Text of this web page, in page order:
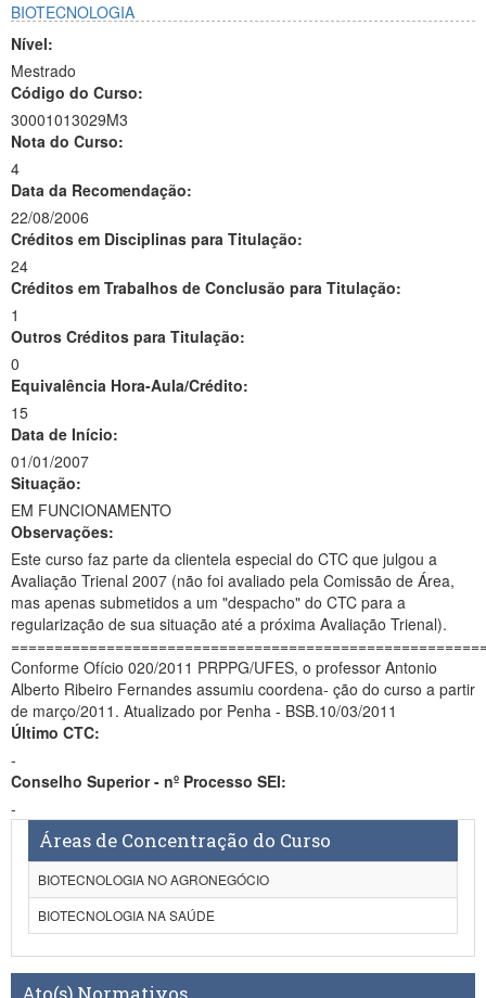
BIOTECNOLOGIA
Nível:
Mestrado
Código do Curso:
30001013029M3
Nota do Curso:
4
Data da Recomendação:
22/08/2006
Créditos em Disciplinas para Titulação:
24
Créditos em Trabalhos de Conclusão para Titulação:
1
Outros Créditos para Titulação:
0
Equivalência Hora-Aula/Crédito:
15
Data de Início:
01/01/2007
Situação:
EM FUNCIONAMENTO
Observações:
Este curso faz parte da clientela especial do CTC que julgou a
Avaliação Trienal 2007 (não foi avaliado pela Comissão de Área,
mas apenas submetidos a um "despacho" do CTC para a
regularização de sua situação até a próxima Avaliação Trienal).
Conforme Ofício 020/2011 PRPPG/UFES, o professor Antonio
Alberto Ribeiro Fernandes assumiu coordena- ção do curso a partir
de março/2011. Atualizado por Penha - BSB.10/03/2011
Último CTC:
-
Conselho Superior - nº Processo SEI:
-
Áreas de Concentração do Curso
BIOTECNOLOGIA NO AGRONEGÓCIO
BIOTECNOLOGIA NA SAÚDE